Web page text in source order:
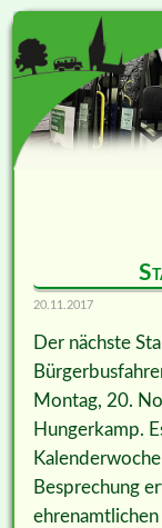
20.11.2017
Der nächste
Montag, 20.
Hungerkamp.
Besprechung